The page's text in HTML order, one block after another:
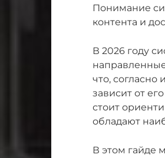
Понимание
контента и
В 2026 году
что, согласно
зависит от
стоит
обладают
В этом гайде